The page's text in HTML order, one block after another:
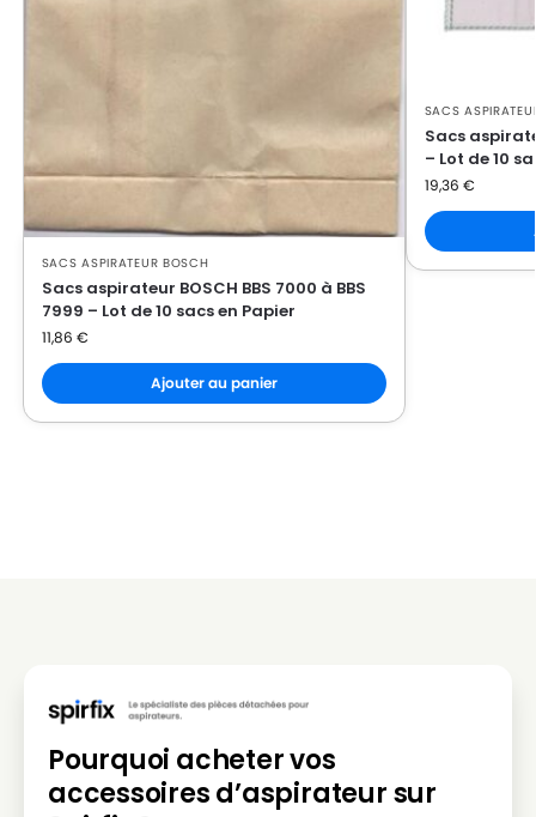
BOSCH TYP R
SACS ASPIRATEUR BOSCH
Sacs aspirateur BOSCH BBS 7000 à BBS
7999 – Lot de 10 sacs en Papier
11,86 €
Ajouter au panier
SACS
Sacs
– Lot de 10
19,36 €
Pourquoi acheter vos
accessoires d’aspirateur sur